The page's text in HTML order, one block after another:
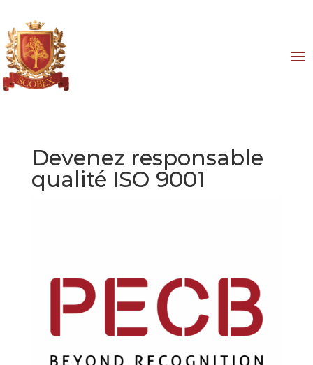
Devenez responsable
qualité ISO 9001